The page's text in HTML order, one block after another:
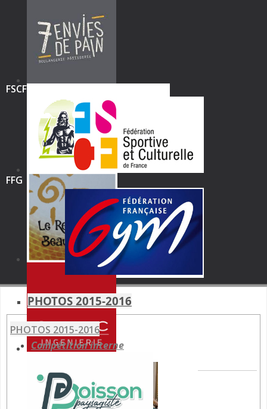
FSCF
FFG
PHOTOS 2015-2016
PHOTOS 2015-2016
Compétition interne